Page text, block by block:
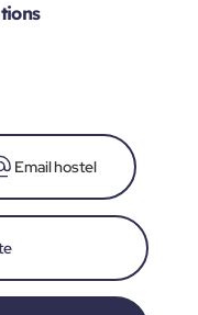
Email hostel